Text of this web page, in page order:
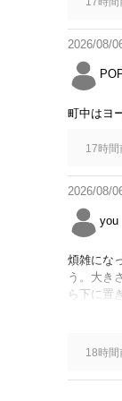
2026/08/
町中はヨ
17時間
2026/08/
you
煩雑にな
う。大き
ら下に置
かったの
座席を作
べて無し
ルで分か
て面倒で
18時間